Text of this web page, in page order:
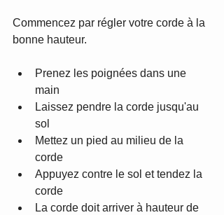
Commencez par régler votre corde à la
bonne hauteur.
Prenez les poignées dans une
main
Laissez pendre la corde jusqu'au
sol
Mettez un pied au milieu de la
corde
Appuyez contre le sol et tendez la
corde
La corde doit arriver à hauteur de